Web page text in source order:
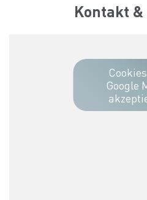
Kontakt
Google